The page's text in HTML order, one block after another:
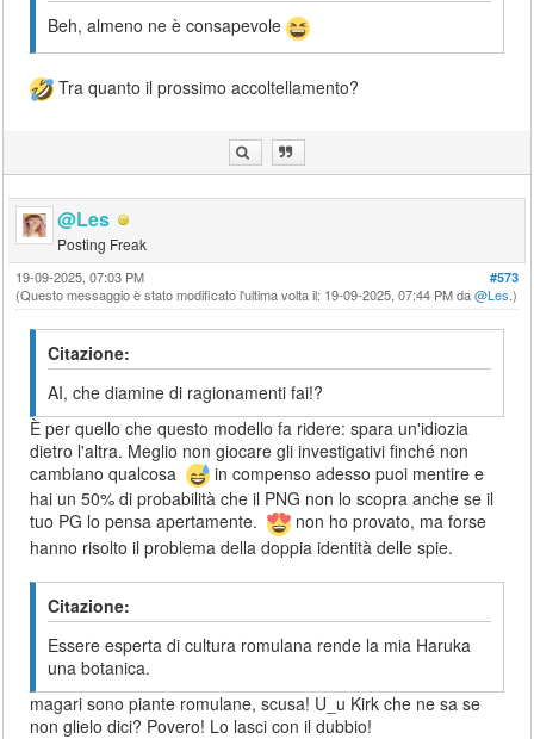
Beh, almeno ne è consapevole
Tra quanto il prossimo accoltellamento?
@Les
Posting Freak
#573
19-09-2025, 07:03 PM
(Questo messaggio è stato modificato l'ultima volta il: 19-09-2025, 07:44 PM da@Les .)
Citazione:
AI, che diamine di ragionamenti fai!?
È per quello che questo modello fa ridere: spara un'idiozia
dietro l'altra. Meglio non giocare gli investigativi finché non
cambiano qualcosa
in compenso adesso puoi mentire e
hai un 50% di probabilità che il PNG non lo scopra anche se il
tuo PG lo pensa apertamente.
non ho provato, ma forse
hanno risolto il problema della doppia identità delle spie.
Citazione:
Essere esperta di cultura romulana rende la mia Haruka
una botanica.
magari sono piante romulane, scusa! U_u Kirk che ne sa se
non glielo dici? Povero! Lo lasci con il dubbio!